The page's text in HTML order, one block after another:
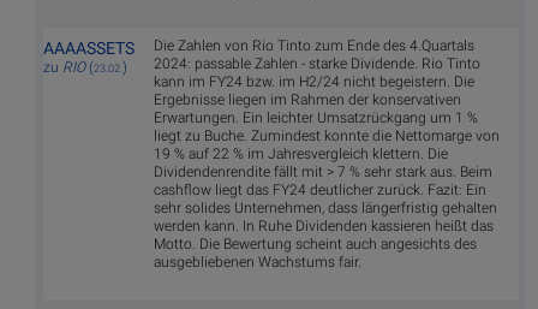
AAAASSETS
zu RIO(23.02.)
Die Zahlen von Rio Tinto zum Ende des 4.Quartals
2024: passable Zahlen - starke Dividende. Rio Tinto
kann im FY24 bzw. im H2/24 nicht begeistern. Die
Ergebnisse liegen im Rahmen der konservativen
Erwartungen. Ein leichter Umsatzrückgang um 1 %
liegt zu Buche. Zumindest konnte die Nettomarge von
19 % auf 22 % im Jahresvergleich klettern. Die
Dividendenrendite fällt mit > 7 % sehr stark aus. Beim
cashflow liegt das FY24 deutlicher zurück. Fazit: Ein
sehr solides Unternehmen, dass längerfristig gehalten
werden kann. In Ruhe Dividenden kassieren heißt das
Motto. Die Bewertung scheint auch angesichts des
ausgebliebenen Wachstums fair.